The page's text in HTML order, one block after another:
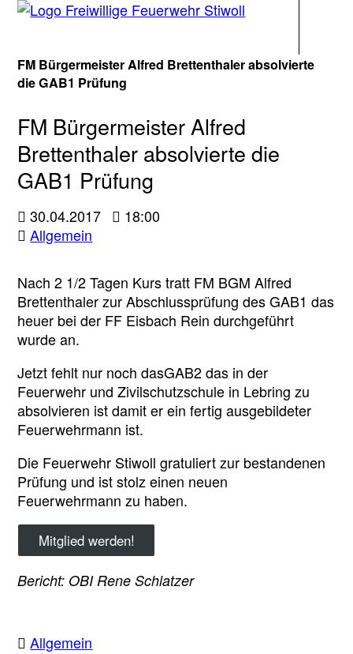
FM Bürgermeister Alfred Brettenthaler absolvierte
die GAB1 Prüfung
FM Bürgermeister Alfred
Brettenthaler absolvierte die
GAB1 Prüfung
30.04.2017
18:00
Allgemein
Nach 2 1/2 Tagen Kurs tratt FM BGM Alfred
Brettenthaler zur Abschlussprüfung des GAB1 das
heuer bei der FF Eisbach Rein durchgeführt
wurde an.
Jetzt fehlt nur noch dasGAB2 das in der
Feuerwehr und Zivilschutzschule in Lebring zu
absolvieren ist damit er ein fertig ausgebildeter
Feuerwehrmann ist.
Die Feuerwehr Stiwoll gratuliert zur bestandenen
Prüfung und ist stolz einen neuen
Feuerwehrmann zu haben.
Mitglied werden!
Bericht: OBI Rene Schlatzer
Allgemein